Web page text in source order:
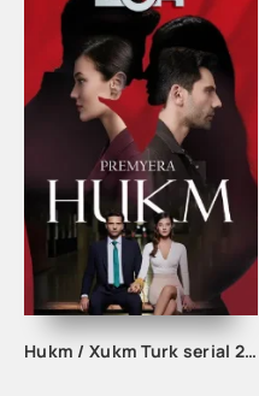
Hukm / Xukm Turk serial 203. 204. 205. 206. 207. 208. 209. 210. 211. 212. 213. 214. 215 Qism Uzbek tilida Hukim Xukim Barcha qismlari